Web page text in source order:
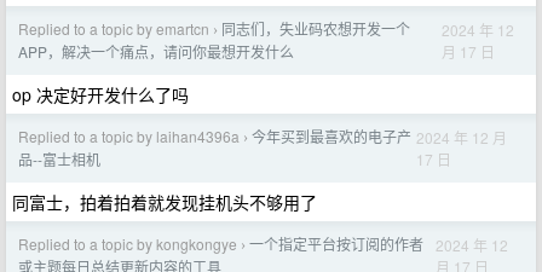
Replied to a topic by emartcn › 同志们，失业码农想开发一个
APP，解决一个痛点，请问你最想开发什么
2024 年 12
月 17 日
op 决定好开发什么了吗
Replied to a topic by laihan4396a › 今年买到最喜欢的电子产
品--富士相机
2024 年 12 月
17 日
同富士，拍着拍着就发现挂机头不够用了
Replied to a topic by kongkongye › 一个指定平台按订阅的作者
或主题每日总结更新内容的工具
2024 年 12
月 17 日